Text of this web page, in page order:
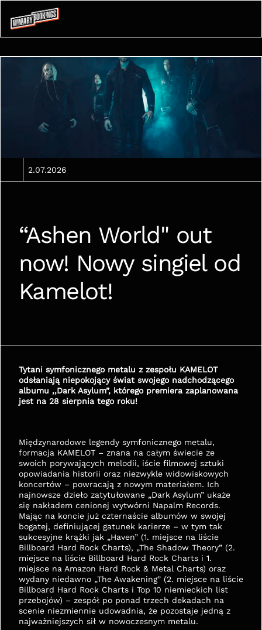
2.07.2026
“Ashen World" out
now! Nowy singiel od
Kamelot!
Tytani symfonicznego metalu z zespołu KAMELOT
odsłaniają niepokojący świat swojego nadchodzącego
albumu ‚‚Dark Asylum”, którego premiera zaplanowana
jest na 28 sierpnia tego roku!
Międzynarodowe legendy symfonicznego metalu,
formacja KAMELOT – znana na całym świecie ze
swoich porywających melodii, iście filmowej sztuki
opowiadania historii oraz niezwykle widowiskowych
koncertów – powracają z nowym materiałem. Ich
najnowsze dzieło zatytułowane „Dark Asylum” ukaże
się nakładem cenionej wytwórni Napalm Records.
Mając na koncie już czternaście albumów w swojej
bogatej, definiującej gatunek karierze – w tym tak
sukcesyjne krążki jak „Haven” (1. miejsce na liście
Billboard Hard Rock Charts), „The Shadow Theory” (2.
miejsce na liście Billboard Hard Rock Charts i 1.
miejsce na Amazon Hard Rock & Metal Charts) oraz
wydany niedawno „The Awakening” (2. miejsce na liście
Billboard Hard Rock Charts i Top 10 niemieckich list
przebojów) – zespół po ponad trzech dekadach na
scenie niezmiennie udowadnia, że pozostaje jedną z
najważniejszych sił w nowoczesnym metalu.